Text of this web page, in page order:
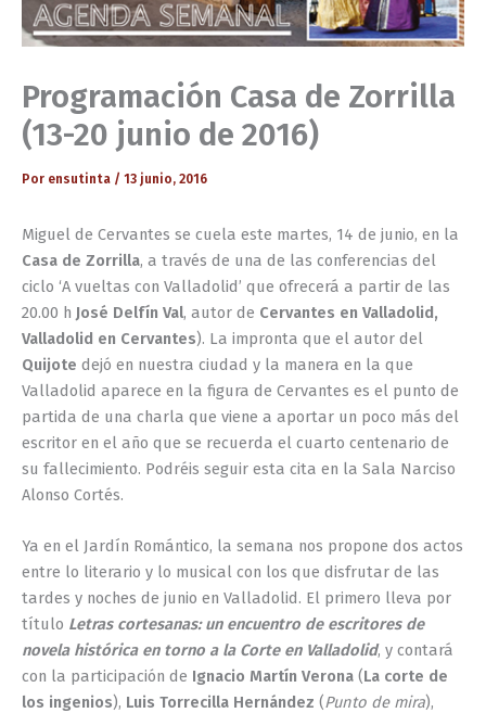
Programación Casa de Zorrilla
(13-20 junio de 2016)
Por ensutinta / 13 junio, 2016
Miguel de Cervantes se cuela este martes, 14 de junio, en la
Casa de Zorrilla, a través de una de las conferencias del
ciclo ‘A vueltas con Valladolid’ que ofrecerá a partir de las
20.00 h José Delfín Val, autor de Cervantes en Valladolid,
Valladolid en Cervantes). La impronta que el autor del
Quijote dejó en nuestra ciudad y la manera en la que
Valladolid aparece en la figura de Cervantes es el punto de
partida de una charla que viene a aportar un poco más del
escritor en el año que se recuerda el cuarto centenario de
su fallecimiento. Podréis seguir esta cita en la Sala Narciso
Alonso Cortés.
Ya en el Jardín Romántico, la semana nos propone dos actos
entre lo literario y lo musical con los que disfrutar de las
tardes y noches de junio en Valladolid. El primero lleva por
título Letras cortesanas: un encuentro de escritores de
novela histórica en torno a la Corte en Valladolid, y contará
con la participación de Ignacio Martín Verona (La corte de
los ingenios), Luis Torrecilla Hernández (Punto de mira),